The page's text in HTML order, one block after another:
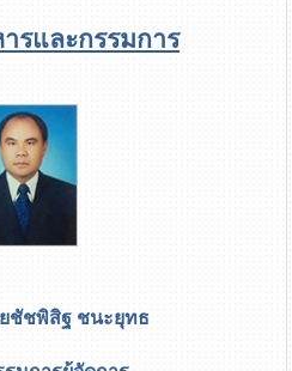
รและกรรมการ
ชนะยุทธ